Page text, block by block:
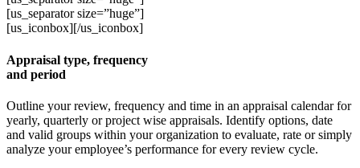
[us_separator size=”huge”]
[us_iconbox][/us_iconbox]
Appraisal type, frequency
and period
Outline your review, frequency and time in an appraisal calendar for
yearly, quarterly or project wise appraisals. Identify options, date
and valid groups within your organization to evaluate, rate or simply
analyze your employee’s performance for every review cycle.